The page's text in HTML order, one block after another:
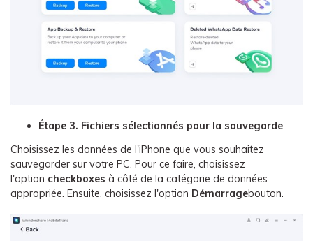
Étape 3. Fichiers sélectionnés pour la sauvegarde
Choisissez les données de l'iPhone que vous souhaitez
sauvegarder sur votre PC. Pour ce faire, choisissez
l'option checkboxes à côté de la catégorie de données
appropriée. Ensuite, choisissez l'option Démarragebouton.